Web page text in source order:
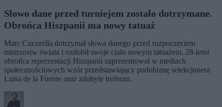
Słowo dane przed turniejem zostało dotrzymane.
Obrońca Hiszpanii ma nowy tatuaż
Marc Cucurella dotrzymał słowa danego przed rozpoczęciem
mistrzostw świata i ozdobił swoje ciało nowym tatuażem. 28-letni
obrońca reprezentacji Hiszpanii zaprezentował w mediach
społecznościowych wzór przedstawiający podobiznę selekcjonera
Luisa de la Fuente oraz zdobyte trofeum.